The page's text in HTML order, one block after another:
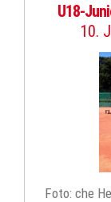
U18-
10.
Foto: che